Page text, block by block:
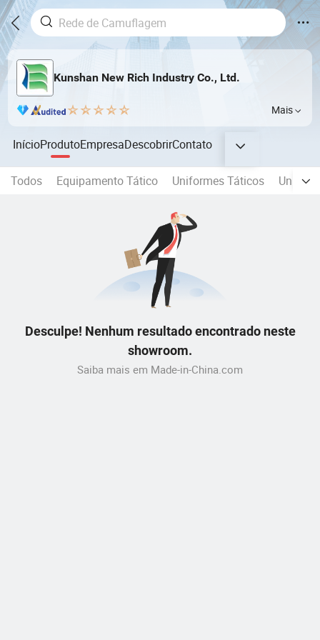
Kunshan New Rich Industry Co., Ltd.
Mais
InícioProdutoEmpresaDescobrirContato
Todos Equipamento Tático Uniformes Táticos
Desculpe! Nenhum resultado encontrado neste
showroom.
Saiba mais em Made-in-China.com